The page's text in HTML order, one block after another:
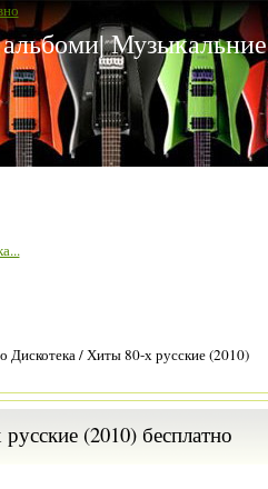
Музыкальние
Дискотека / Хиты 80-х русские (2010)
(2010) бесплатно